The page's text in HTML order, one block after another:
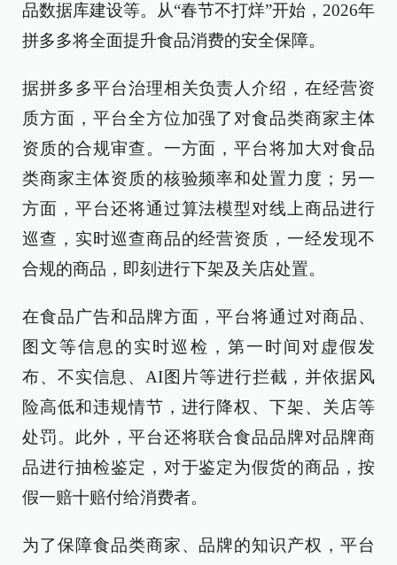
品数据库建设等。从“春节不打烊”开始，2026年
拼多多将全面提升食品消费的安全保障。
据拼多多平台治理相关负责人介绍，在经营资
质方面，平台全方位加强了对食品类商家主体
资质的合规审查。一方面，平台将加大对食品
类商家主体资质的核验频率和处置力度；另一
方面，平台还将通过算法模型对线上商品进行
巡查，实时巡查商品的经营资质，一经发现不
合规的商品，即刻进行下架及关店处置。
在食品广告和品牌方面，平台将通过对商品、
图文等信息的实时巡检，第一时间对虚假发
布、不实信息、AI图片等进行拦截，并依据风
险高低和违规情节，进行降权、下架、关店等
处罚。此外，平台还将联合食品品牌对品牌商
品进行抽检鉴定，对于鉴定为假货的商品，按
假一赔十赔付给消费者。
为了保障食品类商家、品牌的知识产权，平台